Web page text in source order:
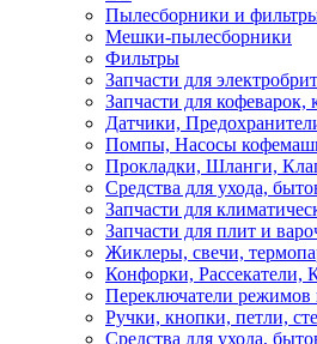
Пылесборники и
Мешки-пылесборники
Фильтры
Запчасти для
Запчасти для
Датчики,
Помпы, Насосы
Прокладки, Шланги,
Средства для ухода,
Запчасти для
Запчасти для плит и
Жиклеры, свечи,
Конфорки, Рассекатели,
Переключатели режимов
Ручки, кнопки, петли,
Средства для ухода,